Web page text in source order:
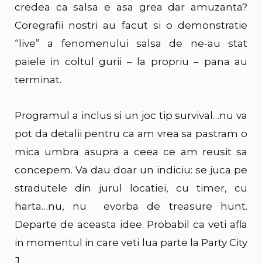
credea ca salsa e asa grea dar amuzanta?
Coregrafii nostri au facut si o demonstratie
“live” a fenomenului salsa de ne-au stat
paiele in coltul gurii – la propriu – pana au
terminat.
Programul a inclus si un joc tip survival…nu va
pot da detalii pentru ca am vrea sa pastram o
mica umbra asupra a ceea ce am reusit sa
concepem. Va dau doar un indiciu: se juca pe
stradutele din jurul locatiei, cu timer, cu
harta…nu, nu evorba de treasure hunt.
Departe de aceasta idee. Probabil ca veti afla
in momentul in care veti lua parte la Party City
J